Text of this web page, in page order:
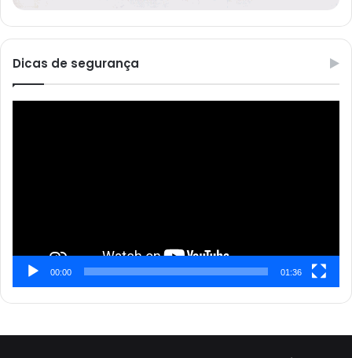
Dicas de segurança
00:00 01:36